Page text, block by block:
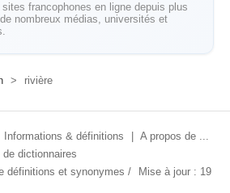
francophones en ligne depuis plus
nombreux médias, universités et
> rivière
Informations & définitions
A propos de ...
de dictionnaires
définitions et synonymes /
Mise à jour : 19